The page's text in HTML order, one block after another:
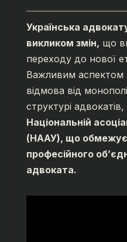
Українська
викликом змін, що
переходу до нової
Важливим аспектом
відмова від
структурі
Національній
(НААУ), що
професійного
адвоката.